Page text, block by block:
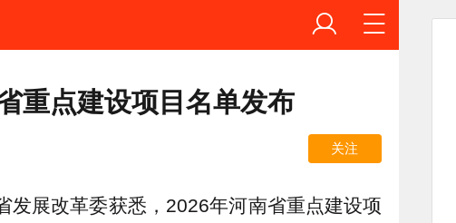
重点建设项目名单发布
关注
发展改革委获悉，2026年河南省重点建设项